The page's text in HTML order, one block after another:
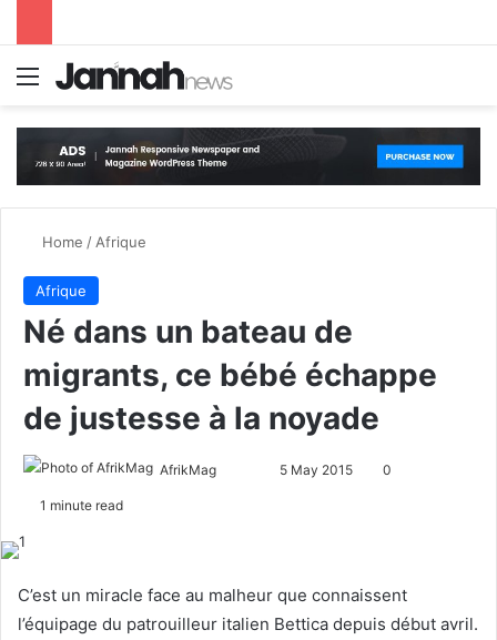
Menu
Home / Afrique
Afrique
Né dans un bateau de
migrants, ce bébé échappe
de justesse à la noyade
AfrikMag
w
o
n
e
5 May 2015 0
1 minute read
C’est un miracle face au malheur que connaissent
l’équipage du patrouilleur italien Bettica depuis début avril.